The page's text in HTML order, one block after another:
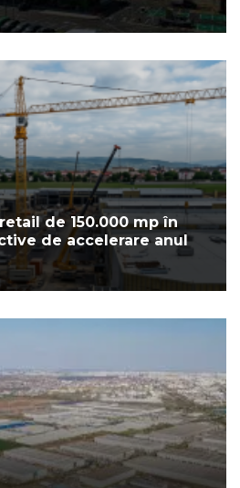
de 150.000 mp în
de accelerare anul